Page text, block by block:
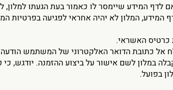
לדף המידע שיימסר לו כאמור בעת הגעתו
המידע, המלון לא יהיה אחראי לפגיעה
הקבלה במלון לשם אישור על ביצוע ההזמנה.
בפועל.